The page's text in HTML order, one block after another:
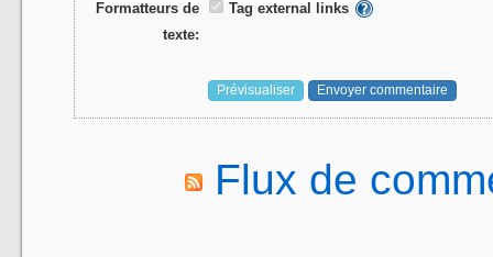
Formatteurs de
texte:
Tag external links
Flux de